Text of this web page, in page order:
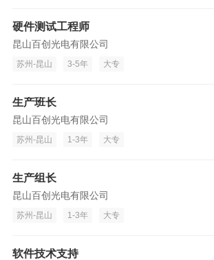
硬件测试工程师
昆山百创光电有限公司
苏州-昆山 3-5年 大专
生产班长
昆山百创光电有限公司
苏州-昆山 1-3年 大专
生产组长
昆山百创光电有限公司
苏州-昆山 1-3年 大专
软件技术支持